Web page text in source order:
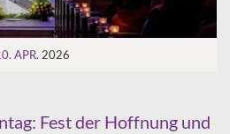
APR. 2026
Fest der Hoffnung und